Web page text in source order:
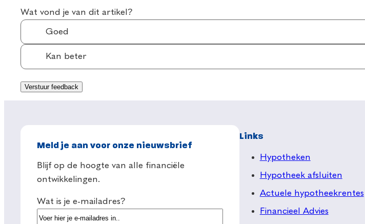
Wat vond je van dit artikel?
Goed
Kan beter
Meld je aan voor onze nieuwsbrief
Blijf op de hoogte van alle financiële
ontwikkelingen.
Wat is je e-mailadres?
Links
Hypotheken
Hypotheek afsluiten
Actuele hypotheekrentes
Financieel Advies